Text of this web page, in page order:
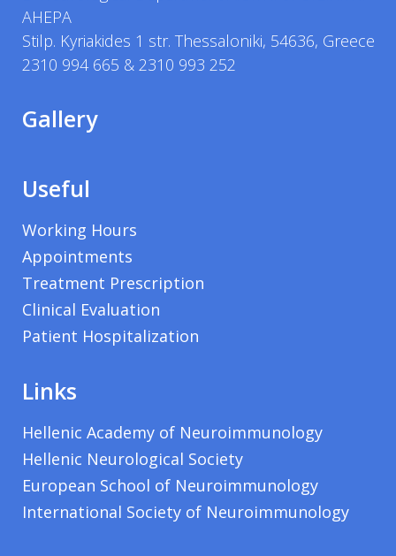
AHEPA
Stilp. Kyriakides 1 str. Thessaloniki, 54636, Greece
2310 994 665 & 2310 993 252
Gallery
Useful
Working Hours
Appointments
Treatment Prescription
Clinical Evaluation
Patient Hospitalization
Links
Hellenic Academy of Neuroimmunology
Hellenic Neurological Society
European School of Neuroimmunology
International Society of Neuroimmunology